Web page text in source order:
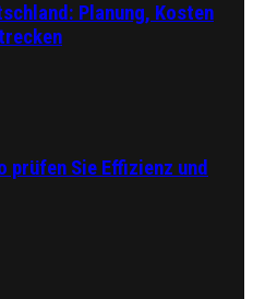
Planung, Kosten
prüfen Sie Effizienz und